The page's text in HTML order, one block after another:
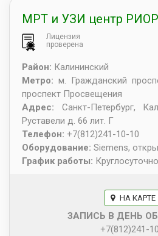
МРТ и УЗИ центр
Лицензия
проверена
Район: Калининский
Метро: м. Гражданский
проспект Просвещения
Адрес: Санкт-Петербург,
Руставели д. 66 лит. Г
Телефон: +7(812)241-10-10
Оборудование: Siemens,
График работы: Круглосуточно
НА КАРТЕ
ЗАПИСЬ В ДЕНЬ
+7(812)241-